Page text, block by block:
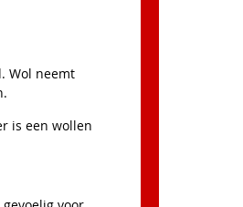
Wol neemt
is een wollen